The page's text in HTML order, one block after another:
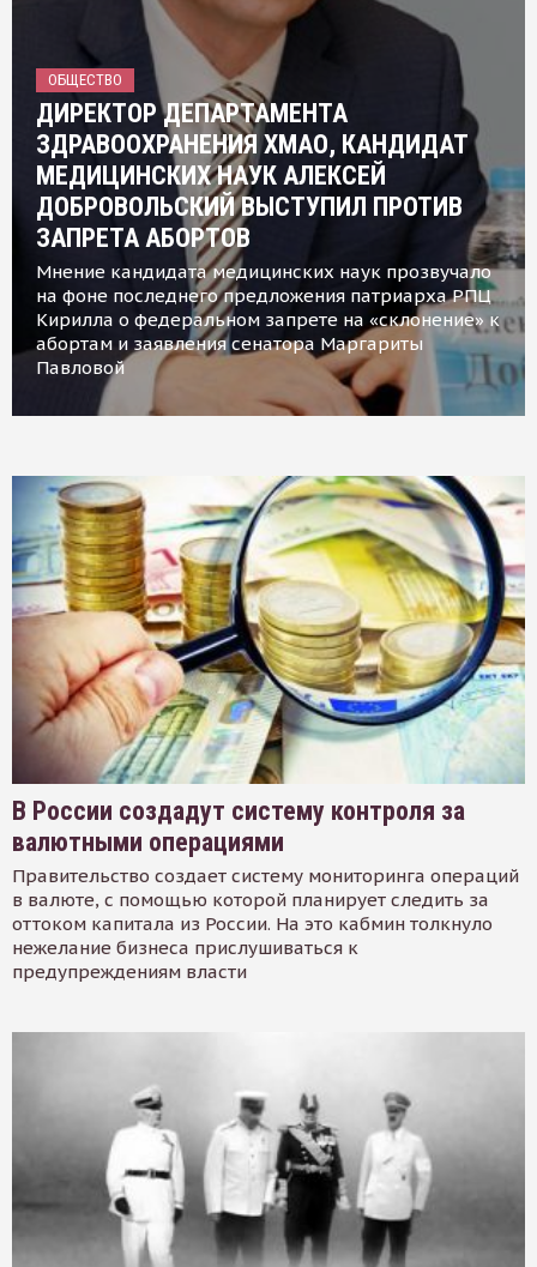
ОБЩЕСТВО
ДИРЕКТОР ДЕПАРТАМЕНТА
ЗДРАВООХРАНЕНИЯ ХМАО, КАНДИДАТ
МЕДИЦИНСКИХ НАУК АЛЕКСЕЙ
ДОБРОВОЛЬСКИЙ ВЫСТУПИЛ ПРОТИВ
ЗАПРЕТА АБОРТОВ
Мнение кандидата медицинских наук прозвучало
на фоне последнего предложения патриарха РПЦ
Кирилла о федеральном запрете на «склонение» к
абортам и заявления сенатора Маргариты
Павловой
В России создадут систему контроля за
валютными операциями
Правительство создает систему мониторинга операций
в валюте, с помощью которой планирует следить за
оттоком капитала из России. На это кабмин толкнуло
нежелание бизнеса прислушиваться к
предупреждениям власти